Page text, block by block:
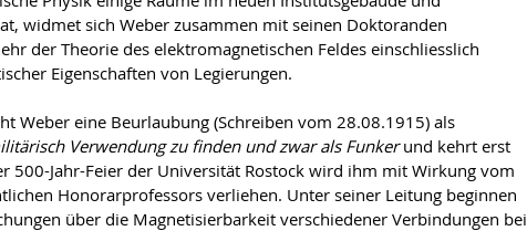
widmet sich Weber zusammen mit seinen Doktoranden
der Theorie des elektromagnetischen Feldes einschliesslich
Eigenschaften von Legierungen.
Weber eine Beurlaubung (Schreiben vom 28.08.1915) als
Verwendung zu finden und zwar als Funkerund kehrt erst
500-Jahr-Feier der Universität Rostock wird ihm mit Wirkung vom
Honorarprofessors verliehen. Unter seiner Leitung beginnen
über die Magnetisierbarkeit verschiedener Verbindungen bei